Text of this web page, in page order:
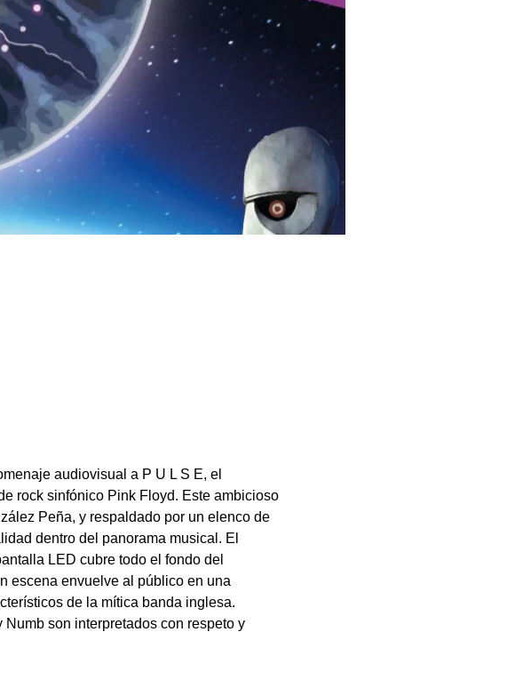
audiovisual a P U L S E, el
rock sinfónico Pink Floyd. Este ambicioso
Peña, y respaldado por un elenco de
dentro del panorama musical. El
LED cubre todo el fondo del
escena envuelve al público en una
de la mítica banda inglesa.
son interpretados con respeto y